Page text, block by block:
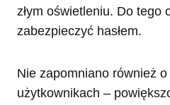
złym oświetleniu. Do tego
zabezpieczyć hasłem.
Nie zapomniano również
użytkownikach –